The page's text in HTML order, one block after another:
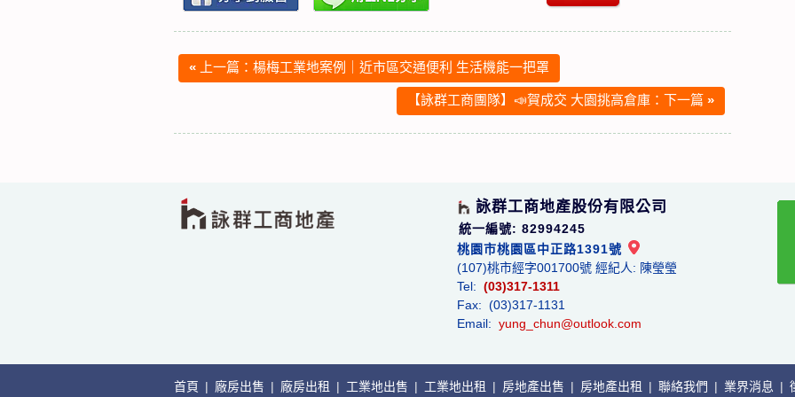
« 上一篇：楊梅工業地案例｜近市區交通便利 生活機能一把罩
【詠群工商團隊】📣賀成交 大園挑高倉庫：下一篇 »
詠群工商地產股份有限公司
統一編號: 82994245
桃園市桃園區中正路1391號
(107)桃市經字001700號 經紀人: 陳瑩瑩
Tel: (03)317-1311
Fax: (03)317-1131
Email: yung_chun@outlook.com
首頁 | 廠房出售 | 廠房出租 | 工業地出售 | 工業地出租 | 房地產出售 | 房地產出租 | 聯絡我們 | 業界消息 |